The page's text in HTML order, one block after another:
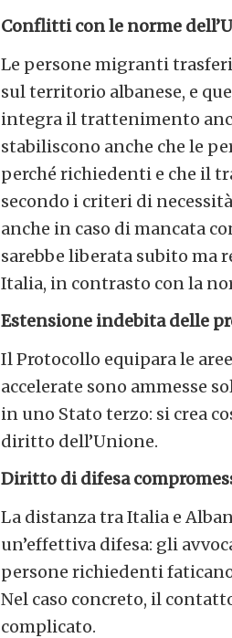
Conflitti con le norme
Le persone migranti
sul territorio albanese, e
integra il trattenimento
stabiliscono anche che le
perché richiedenti e che il
secondo i criteri di
anche in caso di mancata
sarebbe liberata subito
Italia, in contrasto con la
Estensione indebita delle
Il Protocollo equipara le
accelerate sono ammesse
in uno Stato terzo: si crea
diritto dell’Unione.
Diritto di difesa
La distanza tra Italia e
un’effettiva difesa: gli
persone richiedenti
Nel caso concreto, il
complicato.